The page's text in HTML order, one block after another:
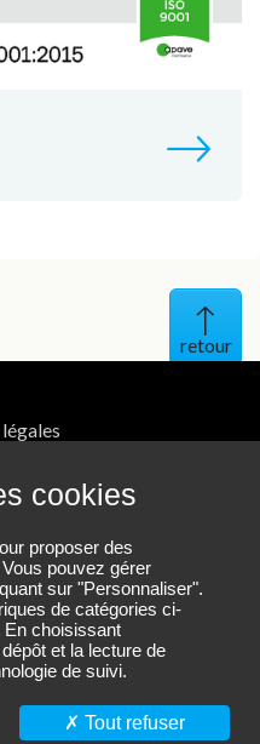
cookies
proposer des
pouvez gérer
sur "Personnaliser".
de catégories ci-
choisissant
et la lecture de
de suivi.
Tout refuser
Haut
site
LinkedIn